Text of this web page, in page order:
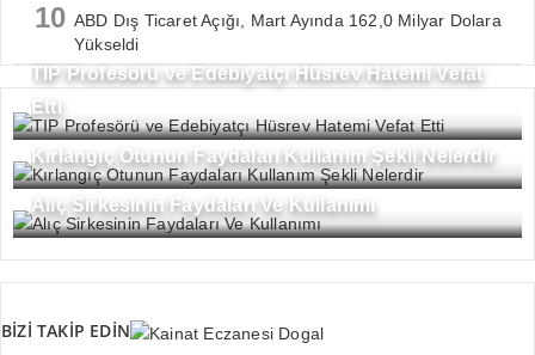
10 ABD Dış Ticaret Açığı, Mart Ayında 162,0 Milyar Dolara
Yükseldi
TIP Profesörü ve Edebiyatçı Hüsrev Hatemi Vefat
Etti
Kırlangıç Otunun Faydaları Kullanım Şekli Nelerdir
Alıç Sirkesinin Faydaları Ve Kullanımı
BİZİ TAKİP EDİN